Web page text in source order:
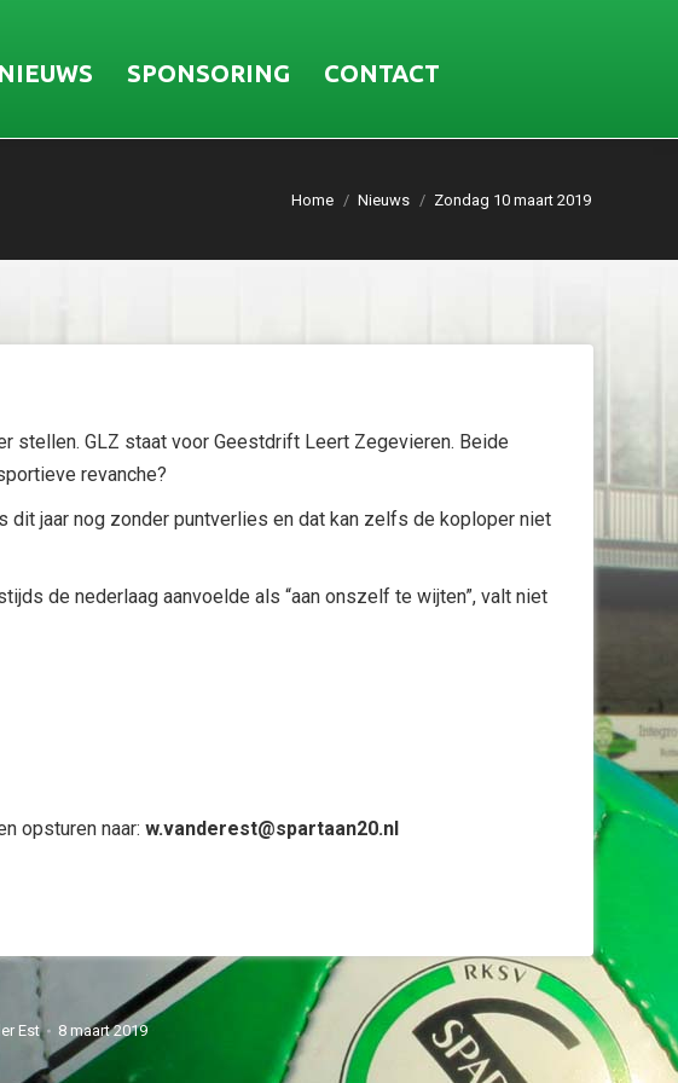
NIEUWS SPONSORING CONTACT
Home Nieuws Zondag 10 maart 2019
stellen. GLZ staat voor Geestdrift Leert Zegevieren. Beide
revanche?
jaar nog zonder puntverlies en dat kan zelfs de koploper niet
de nederlaag aanvoelde als “aan onszelf te wijten”, valt niet
opsturen naar: w.vanderest@spartaan20.nl
Est 8 maart 2019